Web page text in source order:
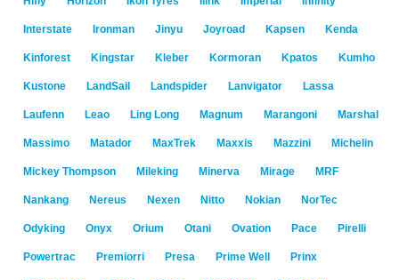
Interstate Ironman Jinyu Joyroad Kapsen Kenda
Kinforest Kingstar Kleber Kormoran Kpatos Kumho
Kustone LandSail Landspider Lanvigator Lassa
Laufenn Leao Ling Long Magnum Marangoni Marshal
Massimo Matador MaxTrek Maxxis Mazzini Michelin
Mickey Thompson Mileking Minerva Mirage MRF
Nankang Nereus Nexen Nitto Nokian NorTec
Odyking Onyx Orium Otani Ovation Pace Pirelli
Powertrac Premiorri Presa Prime Well Prinx